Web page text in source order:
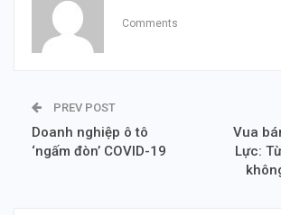
Comments
PREV POST
Doanh nghiệp ô tô
‘ngấm đòn’ COVID-19
Vua
Lực: